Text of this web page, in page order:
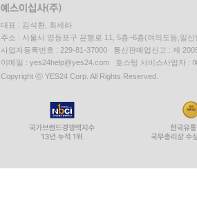
대표 : 김석환, 최세라
주소 : 서울시 영등포구 은행로 11, 5층~6층(여의도동,일신
사업자등록번호 : 229-81-37000 통신판매업신고 : 제
이메일 : yes24help@yes24.com 호스팅 서비스사업자 :
Copyright ⓒ YES24 Corp. All Rights Reserved.